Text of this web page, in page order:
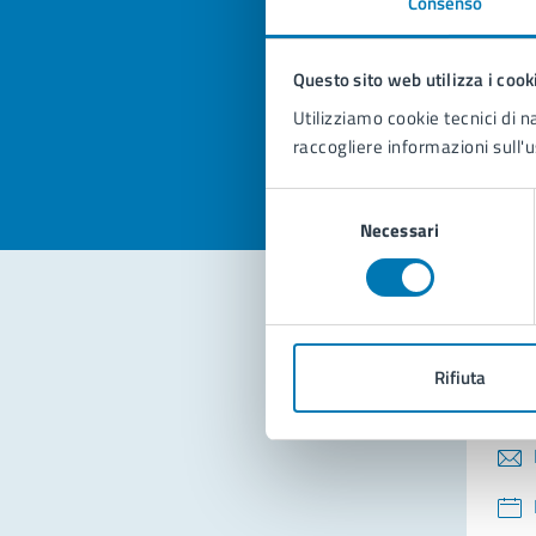
Questo sito web utilizza i
Utilizziamo cookie tecnici di
raccogliere informazioni
consenso
Necessari
Rifiuta